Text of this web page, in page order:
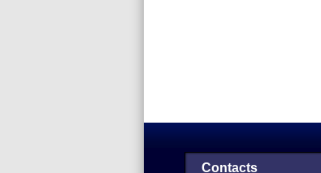
Contacts